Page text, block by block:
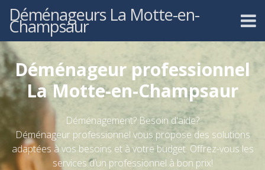
Déménageurs La Motte-en-
Champsaur
Déménageur professionnel
La Motte-en-Champsaur
Déménagement? Besoin d'aide?
Déménageur professionnel vous propose des solutions
adaptées à vos besoins et à votre budget. Offrez-vous les
services d’un professionnel à bon prix!